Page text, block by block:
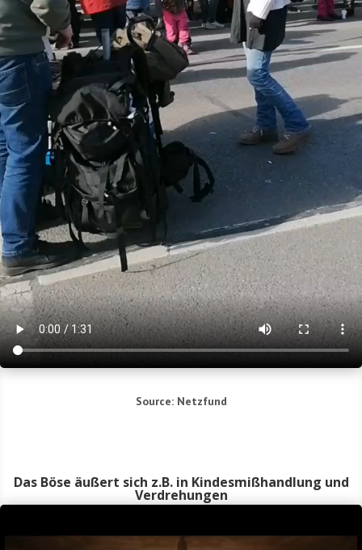
Source: Netz­fund
Das Böse äußert sich z.B. in Kindesmißhandlung und
Verdrehungen